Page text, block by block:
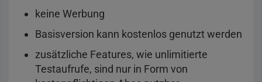
keine Werbung
Basisversion kann kostenlos genutzt werden
zusätzliche Features, wie unlimitierte
Testaufrufe, sind nur in Form von